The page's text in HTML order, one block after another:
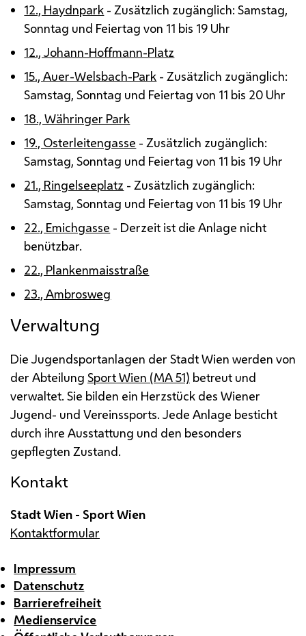
12., Haydnpark - Zusätzlich zugänglich: Samstag,
Sonntag und Feiertag von 11 bis 19 Uhr
12., Johann-Hoffmann-Platz
15., Auer-Welsbach-Park - Zusätzlich zugänglich:
Samstag, Sonntag und Feiertag von 11 bis 20 Uhr
18., Währinger Park
19., Osterleitengasse - Zusätzlich zugänglich:
Samstag, Sonntag und Feiertag von 11 bis 19 Uhr
21., Ringelseeplatz - Zusätzlich zugänglich:
Samstag, Sonntag und Feiertag von 11 bis 19 Uhr
22., Emichgasse - Derzeit ist die Anlage nicht
benützbar.
22., Plankenmaisstraße
23., Ambrosweg
Verwaltung
Die Jugendsportanlagen der Stadt Wien werden von
der Abteilung Sport Wien (MA51) betreut und
verwaltet. Sie bilden ein Herzstück des Wiener
Jugend- und Vereinssports. Jede Anlage besticht
durch ihre Ausstattung und den besonders
gepflegten Zustand.
Kontakt
Stadt Wien - Sport Wien
Kontaktformular
Impressum
Datenschutz
Barrierefreiheit
Medienservice